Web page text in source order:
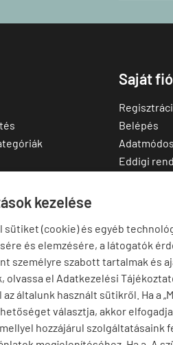
kezelése
sütiket (cookie) és egyéb
és elemzésére, a látogatók
személyre szabott tartalmak és
olvassa el Adatkezelési
általunk használt sütikről. Ha a
választja, akkor
hozzájárul szolgáltatásaink
Saját
Belépés
Eddigi